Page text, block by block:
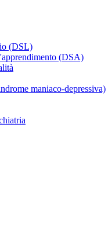
(DSL)
(DSA)
maniaco-depressiva)